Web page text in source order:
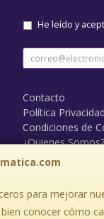
para mejorar
conocer cómo
He leído y
Contacto
Política Privacidad
Condiciones de
¿Quienes Somos?